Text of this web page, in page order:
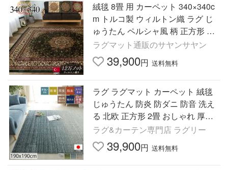
絨毯 8畳 用 カーペット 340×340c
m トルコ製 ウィルトン織 ラグ じ
ゅうたん ペルシャ風 柄 正方形 グ
リーン 緑 レッド 赤 ラグマット
ラグマット通販のサヤンサヤン
39,900円 送料無料
ラグ ラグマット カーペット 絨毯
じゅうたん 防炎 防ダニ 防音 洗え
る 北欧 正方形 2畳 おしゃれ 厚手
オールシーズン 滑り止め / グラデ
ラ 190×190cm
ラグ&カーテン専門店 ラグリー
39,900円 送料無料